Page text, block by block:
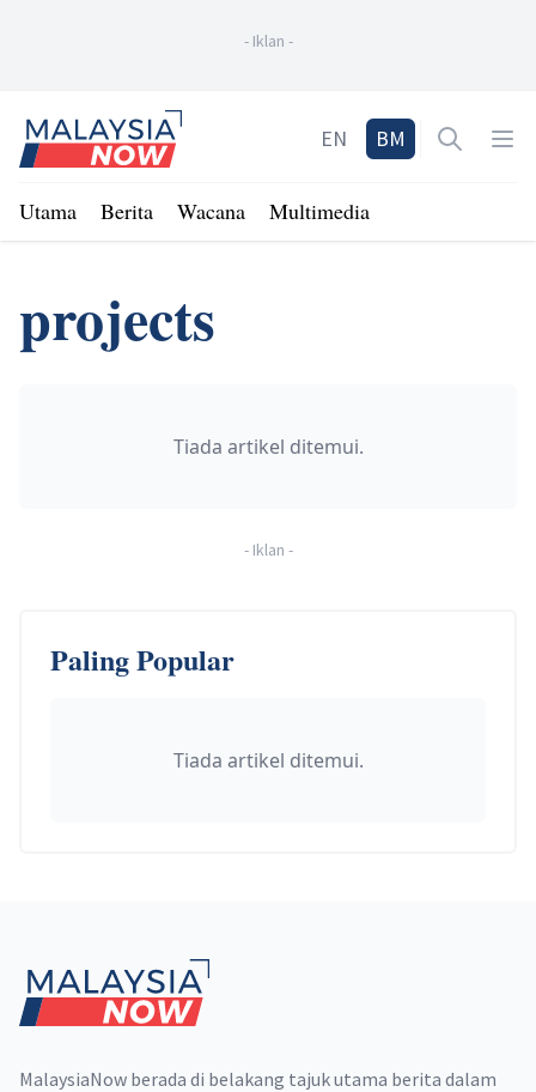
- Iklan -
Home
EN BM Open
Utama Berita Wacana Multimedia
projects
Tiada artikel ditemui.
- Iklan -
Paling Popular
Tiada artikel ditemui.
MalaysiaNow berada di belakang tajuk utama berita dalam